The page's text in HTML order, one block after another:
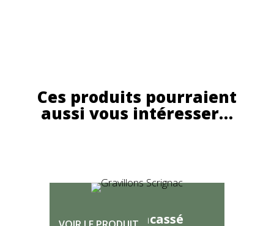
Ces produits pourraient
aussi vous intéresser…
Gravillon concassé